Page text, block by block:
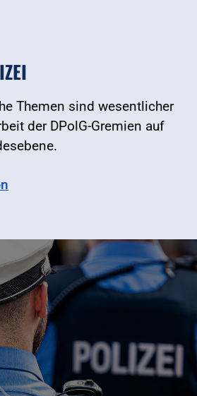
Themen sind wesentlicher
der DPolG-Gremien auf